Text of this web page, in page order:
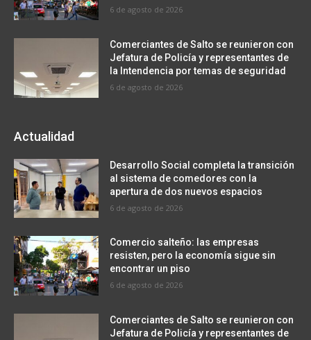
6 de agosto de 2026
Comerciantes de Salto se reunieron con
Jefatura de Policía y representantes de
la Intendencia por temas de seguridad
6 de agosto de 2026
Actualidad
Desarrollo Social completa la transición
al sistema de comedores con la
apertura de dos nuevos espacios
6 de agosto de 2026
Comercio salteño: las empresas
resisten, pero la economía sigue sin
encontrar un piso
6 de agosto de 2026
Comerciantes de Salto se reunieron con
Jefatura de Policía y representantes de